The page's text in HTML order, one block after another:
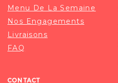
Menu De La Semaine
Nos Engagements
Livraisons
FAQ
CONTACT